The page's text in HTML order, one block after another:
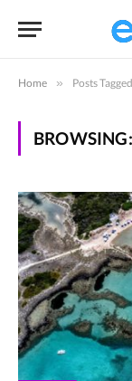
Home » Posts
BROWSING: